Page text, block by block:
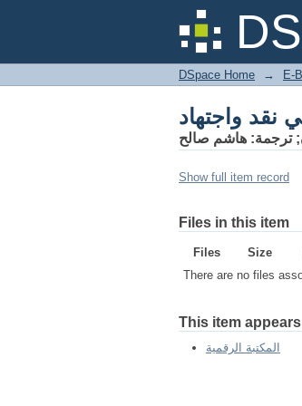
DSpace Home →
ترجمة: هاشم صالح
Show full item record
Files in this item
Files Size
There are no files
This item
المكتبة الرقمية